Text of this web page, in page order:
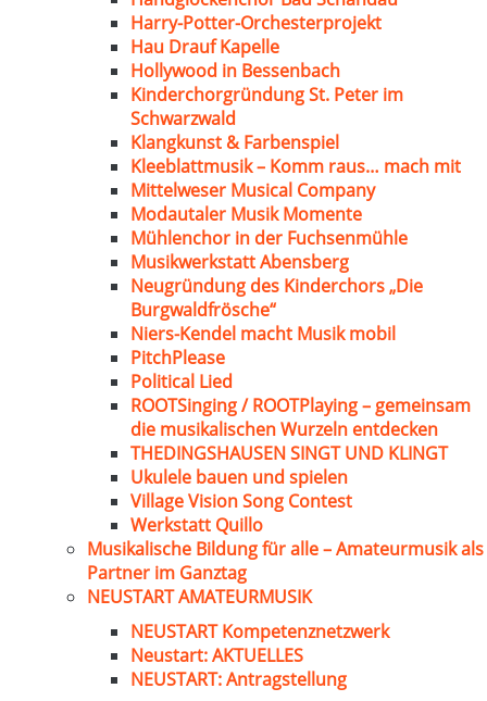
Harry-Potter-Orchesterprojekt
Hau Drauf Kapelle
Hollywood in Bessenbach
Kinderchorgründung St. Peter im
Schwarzwald
Klangkunst & Farbenspiel
Kleeblattmusik – Komm raus… mach mit
Mittelweser Musical Company
Modautaler Musik Momente
Mühlenchor in der Fuchsenmühle
Musikwerkstatt Abensberg
Neugründung des Kinderchors „Die
Burgwaldfrösche“
Niers-Kendel macht Musik mobil
PitchPlease
Political Lied
ROOTSinging / ROOTPlaying – gemeinsam
die musikalischen Wurzeln entdecken
THEDINGSHAUSEN SINGT UND KLINGT
Ukulele bauen und spielen
Village Vision Song Contest
Werkstatt Quillo
Musikalische Bildung für alle – Amateurmusik als
Partner im Ganztag
NEUSTART AMATEURMUSIK
NEUSTART Kompetenznetzwerk
Neustart: AKTUELLES
NEUSTART: Antragstellung